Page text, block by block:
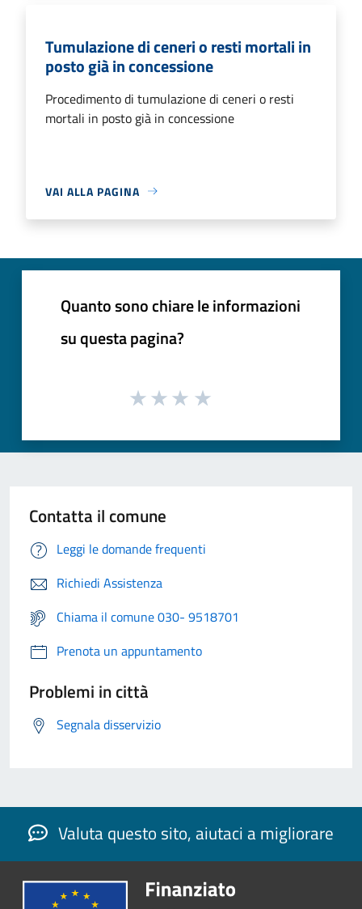
Tumulazione di ceneri o resti mortali in
posto già in concessione
Procedimento di tumulazione di ceneri o resti
mortali in posto già in concessione
VAI ALLA PAGINA
Quanto sono chiare le informazioni
su questa pagina?
Contatta il comune
Leggi le domande frequenti
Richiedi Assistenza
Chiama il comune 030- 9518701
Prenota un appuntamento
Problemi in città
Segnala disservizio
Valuta questo sito, aiutaci a migliorare